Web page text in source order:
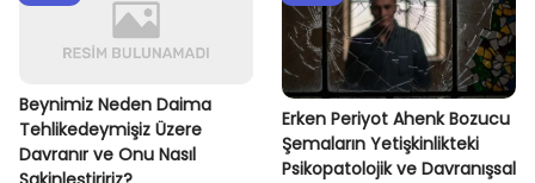
Beynimiz Neden Daima
Tehlikedeymişiz Üzere
Davranır ve Onu Nasıl
Erken Periyot Ahenk Bozucu
Şemaların Yetişkinlikteki
Psikopatolojik ve Davranışsal